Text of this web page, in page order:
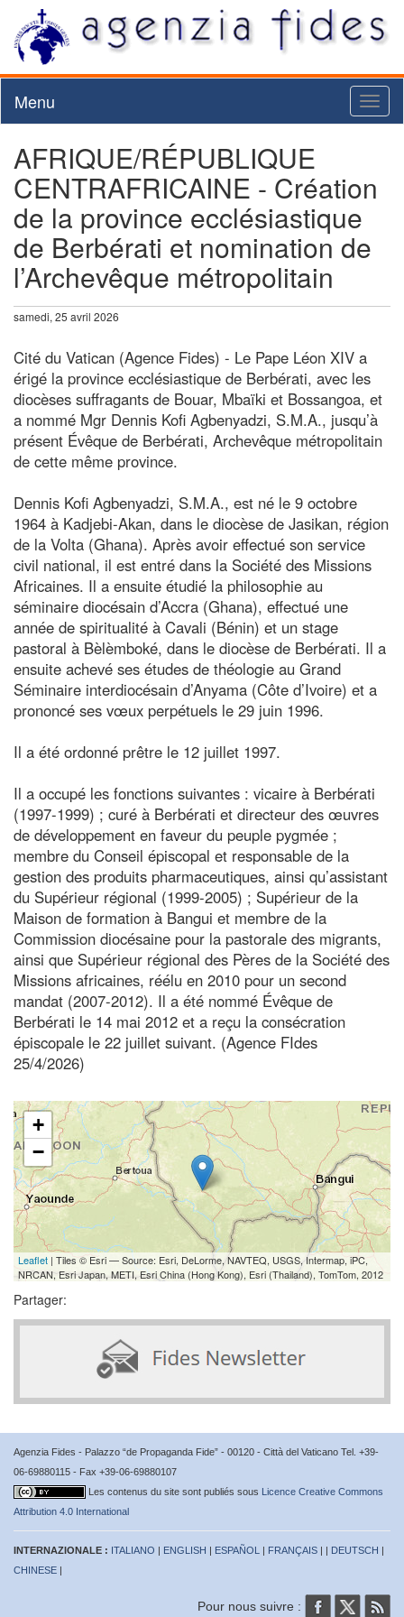
Menu
AFRIQUE/RÉPUBLIQUE
CENTRAFRICAINE - Création
de la province ecclésiastique
de Berbérati et nomination de
l’Archevêque métropolitain
samedi, 25 avril 2026
Cité du Vatican (Agence Fides) - Le Pape Léon XIV a
érigé la province ecclésiastique de Berbérati, avec les
diocèses suffragants de Bouar, Mbaïki et Bossangoa, et
a nommé Mgr Dennis Kofi Agbenyadzi, S.M.A., jusqu’à
présent Évêque de Berbérati, Archevêque métropolitain
de cette même province.
Dennis Kofi Agbenyadzi, S.M.A., est né le 9 octobre
1964 à Kadjebi-Akan, dans le diocèse de Jasikan, région
de la Volta (Ghana). Après avoir effectué son service
civil national, il est entré dans la Société des Missions
Africaines. Il a ensuite étudié la philosophie au
séminaire diocésain d’Accra (Ghana), effectué une
année de spiritualité à Cavali (Bénin) et un stage
pastoral à Bèlèmboké, dans le diocèse de Berbérati. Il a
ensuite achevé ses études de théologie au Grand
Séminaire interdiocésain d’Anyama (Côte d’Ivoire) et a
prononcé ses vœux perpétuels le 29 juin 1996.
Il a été ordonné prêtre le 12 juillet 1997.
Il a occupé les fonctions suivantes : vicaire à Berbérati
(1997-1999) ; curé à Berbérati et directeur des œuvres
de développement en faveur du peuple pygmée ;
membre du Conseil épiscopal et responsable de la
gestion des produits pharmaceutiques, ainsi qu’assistant
du Supérieur régional (1999-2005) ; Supérieur de la
Maison de formation à Bangui et membre de la
Commission diocésaine pour la pastorale des migrants,
ainsi que Supérieur régional des Pères de la Société des
Missions africaines, réélu en 2010 pour un second
mandat (2007-2012). Il a été nommé Évêque de
Berbérati le 14 mai 2012 et a reçu la consécration
épiscopale le 22 juillet suivant. (Agence FIdes
25/4/2026)
+
−
Leaflet | Tiles © Esri — Source: Esri, DeLorme, NAVTEQ, USGS, Intermap, iPC,
NRCAN, Esri Japan, METI, Esri China (Hong Kong), Esri (Thailand), TomTom, 2012
Partager:
Agenzia Fides - Palazzo “de Propaganda Fide” - 00120 - Città del Vaticano Tel. +39-
06-69880115 - Fax +39-06-69880107
Les contenus du site sont publiés sous Licence Creative Commons
Attribution 4.0 International
INTERNAZIONALE : ITALIANO | ENGLISH | ESPAÑOL | FRANÇAIS | | DEUTSCH |
CHINESE |
Pour nous suivre :